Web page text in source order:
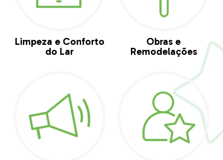
Limpeza e Conforto
do Lar
Obras e
Remodelações